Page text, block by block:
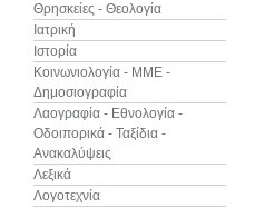
Θρησκείες - Θεολογία
Ιατρική
Ιστορία
Κοινωνιολογία - ΜΜΕ -
Δημοσιογραφία
Λαογραφία - Εθνολογία -
Οδοιπορικά - Ταξίδια -
Ανακαλύψεις
Λεξικά
Λογοτεχνία